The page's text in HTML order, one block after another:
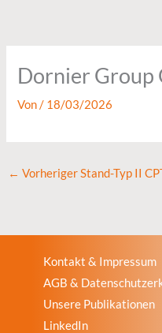
Dornier Group
Von/ 18/03/2026
← Vorheriger Stand-Typ II
Kontakt & Impressum
AGB &
Unsere Publikationen
LinkedIn